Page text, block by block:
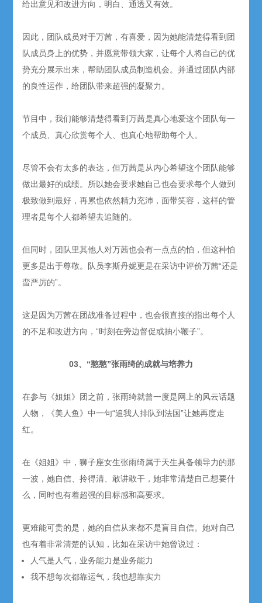
给出意见和改进方向，明白、通透又有效。
因此，团队成员对于万茜，有喜爱，因为她能清楚得看到团
队成员身上的优势，并愿意带领大家，让每个人将自己的优
势充分展示出来，帮助团队成员制造机会。并通过团队内部
的良性运作，给团队带来超强的凝聚力。
节目中，我们能够清楚得看到万茜是真心地爱这个团队每一
个成员、真心欣赏每个人、也真心地帮助每个人。
尽管不会有太多的表达，但万茜是从内心希望这个团队能够
做出最好的成绩。所以她会要求她自己也会要求每个人做到
极致做到最好，再累也依然精力充沛，面带笑容，这样的管
理者是每个人都希望去追随的。
但同时，团队里其他人对万茜也会有一点点的怕，但这种怕
更多是出于尊敬。队员李斯丹妮更是在采访中评价万茜“还是
蛮严厉的”。
这是因为万茜在团战准备过程中，也会很直接的指出每个人
的不足和改进方向，“时刻在旁边督促或抽小鞭子”。
03、“憨憨”张雨绮的成就与培养力
在参与《姐姐》团之前，张雨绮就曾一度是网上的风云话题
人物，《美人鱼》中一句“追我人排队到法国”让她再度走
红。
在《姐姐》中，狮子座女生张雨绮属于天生具备领导力的那
一波，她自信、拎得清、敢讲敢干，她非常清楚自己想要什
么，同时也有着超强的目标感和高要求。
更难能可贵的是，她的自信从来都不是盲目自信。她对自己
也有着非常清楚的认知，比如在采访中她曾说过：
人气是人气，业务能力是业务能力
我不想每次都靠运气，我也想靠实力